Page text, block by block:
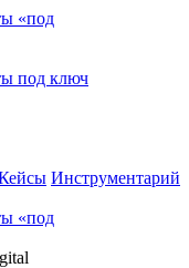
«под
под ключ
Инструментарий
«под